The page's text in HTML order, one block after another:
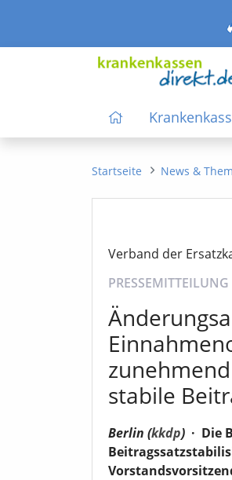
Startseite News &
Verband der
PRESSEMITTEILUNG
stabile
Berlin (kkdp) · Die